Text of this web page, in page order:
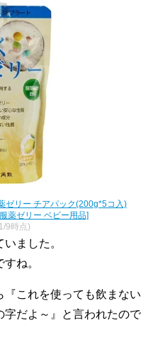
ゼリー チアパック(200g*5コ入)
薬ゼリー ベビー用品]
9時点)
いました。
ね。
これを使っても飲まない
だよ～』と言われたので